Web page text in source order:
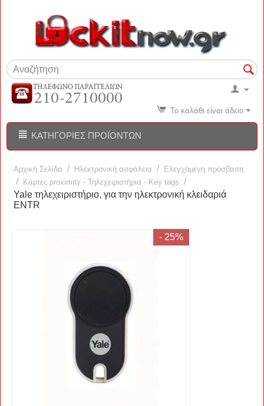
Το καλάθι είναι άδειο
ΚΑΤΗΓΟΡΊΕΣ ΠΡΟΪΌΝΤΩΝ
Αρχική Σελίδα / Ηλεκτρονική ασφάλεια / Ελεγχόμενη πρόσβαση
/ Κάρτες proximity - Τηλεχειριστήρια - Key tags /
Yale τηλεχειριστήριο, για την ηλεκτρονική κλειδαριά
ENTR
- 25%